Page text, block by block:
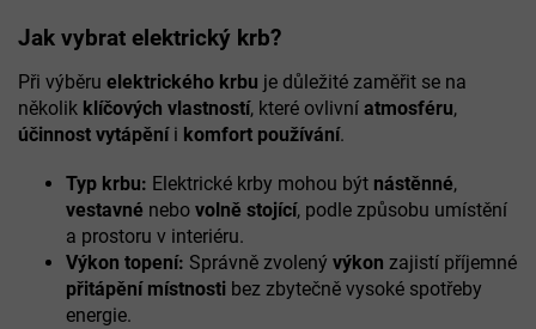
l
á
d
a
c
í
r
v
y
v
ý
Jak vybrat elektrický krb?
Při výběru elektrického krbu je důležité zaměřit se na
několik klíčových vlastností, které ovlivní atmosféru,
účinnost vytápěníi komfort používání.
Typ krbu: Elektrické krby mohou být nástěnné,
vestavné nebo volně stojící, podle způsobu umístění
a prostoru v interiéru.
Výkon topení: Správně zvolený výkon zajistí příjemné
přitápění místnosti bez zbytečně vysoké spotřeby
energie.